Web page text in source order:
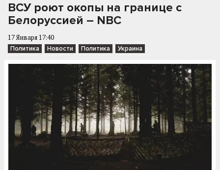
ВСУ роют окопы на границе с
Белоруссией – NBC
17 Января 17:40
Политика Новости Политика Украина